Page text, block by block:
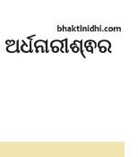
ଅର୍ଧନାରୀଶ୍ଵର